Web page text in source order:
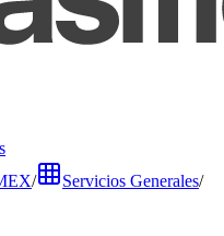
/ Servicios Generales/